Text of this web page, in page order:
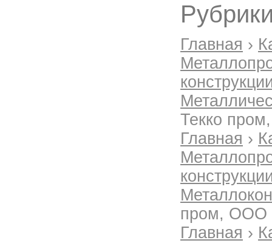
Главная ›
Текко
Главная ›
пром, ООО
Главная ›